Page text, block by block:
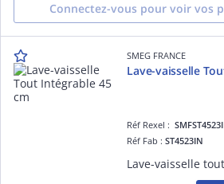
Connectez-vous pour voir vos
SMEG FRANCE
Lave-vaisselle
Réf Rexel :
Réf Fab :ST4523IN